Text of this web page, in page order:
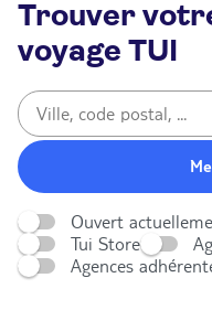
Trouver
voyage TUI
Ouvert
Tui Store
Agences